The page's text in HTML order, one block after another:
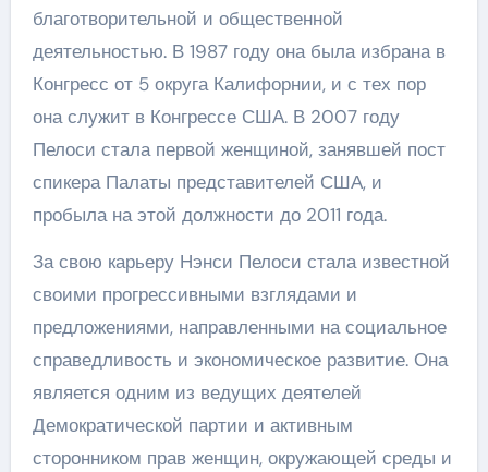
благотворительной и общественной
деятельностью. В 1987 году она была избрана в
Конгресс от 5 округа Калифорнии, и с тех пор
она служит в Конгрессе США. В 2007 году
Пелоси стала первой женщиной, занявшей пост
спикера Палаты представителей США, и
пробыла на этой должности до 2011 года.
За свою карьеру Нэнси Пелоси стала известной
своими прогрессивными взглядами и
предложениями, направленными на социальное
справедливость и экономическое развитие. Она
является одним из ведущих деятелей
Демократической партии и активным
сторонником прав женщин, окружающей среды и